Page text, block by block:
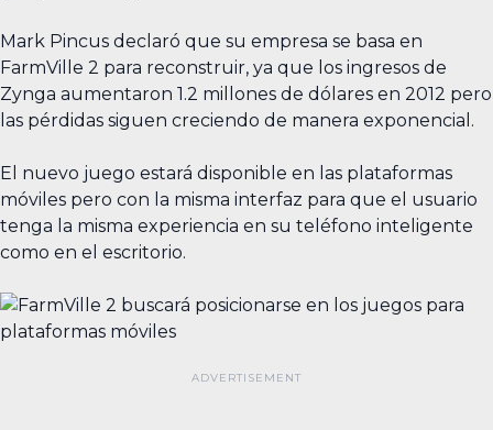
Mark Pincus declaró que su empresa se basa en
FarmVille 2 para reconstruir, ya que los ingresos de
Zynga aumentaron 1.2 millones de dólares en 2012 pero
las pérdidas siguen creciendo de manera exponencial.
El nuevo juego estará disponible en las plataformas
móviles pero con la misma interfaz para que el usuario
tenga la misma experiencia en su teléfono inteligente
como en el escritorio.